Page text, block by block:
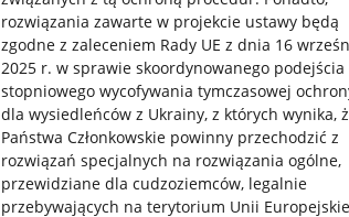
rozwiązania zawarte w projekcie ustawy będą
zgodne z zaleceniem Rady UE z dnia 16
2025 r. w sprawie skoordynowanego podejścia
stopniowego wycofywania tymczasowej
dla wysiedleńców z Ukrainy, z których wynika,
Państwa Członkowskie powinny przechodzić z
rozwiązań specjalnych na rozwiązania ogólne,
przewidziane dla cudzoziemców, legalnie
przebywających na terytorium Unii